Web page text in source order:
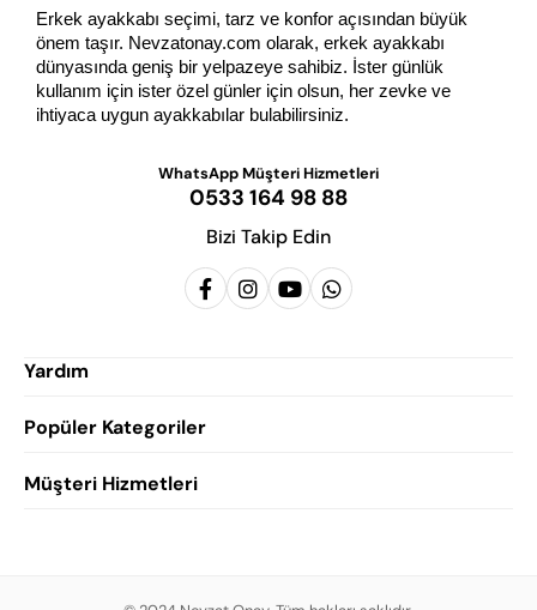
Erkek ayakkabı seçimi, tarz ve konfor açısından büyük
önem taşır. Nevzatonay.com olarak, erkek ayakkabı
dünyasında geniş bir yelpazeye sahibiz. İster günlük
kullanım için ister özel günler için olsun, her zevke ve
ihtiyaca uygun ayakkabılar bulabilirsiniz.
WhatsApp Müşteri Hizmetleri
0533 164 98 88
Bizi Takip Edin
Yardım
Popüler Kategoriler
Erkek Klasik Ayakkabı
Erkek Günlük Ayakkabı
Müşteri Hizmetleri